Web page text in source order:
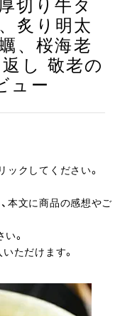
切り牛タ
炙り明太
、桜海老
し 敬老の
ュー
ックしてください。
本文に商品の感想やご
。
ただけます。